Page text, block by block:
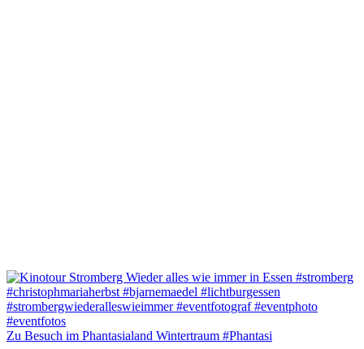
Zu Besuch im Phantasialand Wintertraum #Phantasi